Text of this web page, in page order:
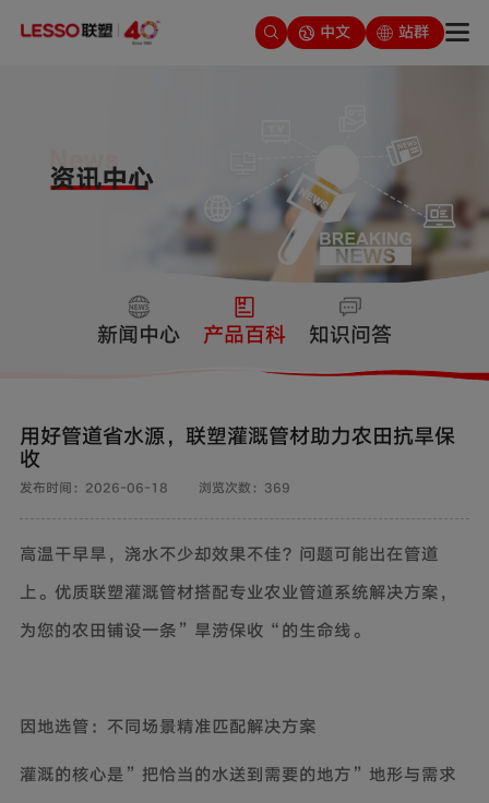
中文 站群
新闻中心 产品百科 知识问答
用好管道省水源，联塑灌溉管材助力农田抗旱保
收
发布时间：2026-06-18 浏览次数：369
高温干早旱，浇水不少却效果不佳？问题可能出在管道
上。优质联塑灌溉管材搭配专业农业管道系统解决方案，
为您的农田铺设一条”旱涝保收“的生命线。
因地选管：不同场景精准匹配解决方案
灌溉的核心是”把恰当的水送到需要的地方”地形与需求